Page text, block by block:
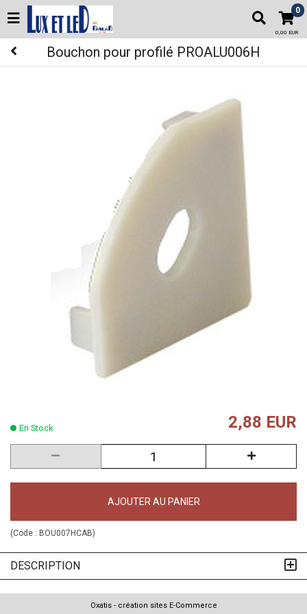
0
0,00 EUR
Bouchon pour profilé PROALU006H
En Stock 2,88 EUR
AJOUTER AU PANIER
(Code : BOU007HCAB)
DESCRIPTION
Oxatis - création sites E-Commerce